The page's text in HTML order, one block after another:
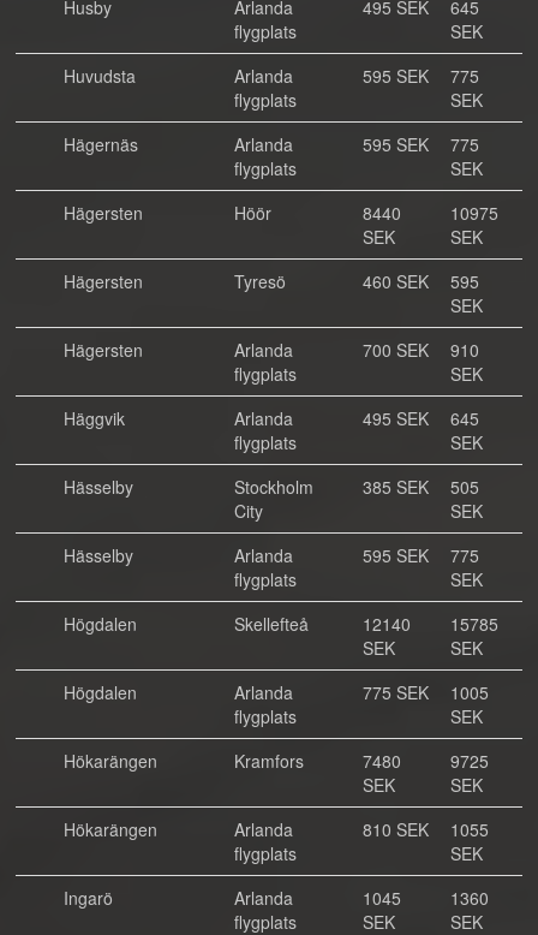
Husby
Arlanda
flygplats
495 SEK
645
SEK
Huvudsta
Arlanda
flygplats
595 SEK
775
SEK
Hägernäs
Arlanda
flygplats
595 SEK
775
SEK
Hägersten
Höör
8440
SEK
10975
SEK
Hägersten
Tyresö 460 SEK
595
SEK
Hägersten
Arlanda
flygplats
700 SEK
910
SEK
Häggvik
Arlanda
flygplats
495 SEK
645
SEK
Hässelby
Stockholm
City
385 SEK
505
SEK
Hässelby
Arlanda
flygplats
595 SEK
775
SEK
Högdalen
Skellefteå
12140
SEK
15785
SEK
Högdalen
Arlanda
flygplats
775 SEK
1005
SEK
Hökarängen
Kramfors
7480
SEK
9725
SEK
Hökarängen
Arlanda
flygplats
810 SEK
1055
SEK
Ingarö
Arlanda
flygplats
1045
SEK
1360
SEK